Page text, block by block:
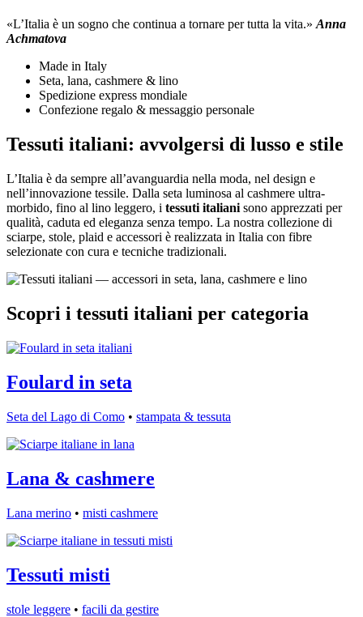
«L’Italia è un sogno che continua a tornare per tutta la vita.»Anna
Achmatova
Made in Italy
Seta, lana, cashmere & lino
Spedizione express mondiale
Confezione regalo & messaggio personale
Tessuti italiani: avvolgersi di lusso e stile
L’Italia è da sempre all’avanguardia nella moda, nel design e
nell’innovazione tessile. Dalla seta luminosa al cashmere ultra-
morbido, fino al lino leggero, i tessuti italiani sono apprezzati per
qualità, caduta ed eleganza senza tempo. La nostra collezione di
sciarpe, stole, plaid e accessori è realizzata in Italia con fibre
selezionate con cura e tecniche tradizionali.
Scopri i tessuti italiani per categoria
Foulard in seta
Seta del Lago di Como • stampata & tessuta
Lana & cashmere
Lana merino • misti cashmere
Tessuti misti
stole leggere • facili da gestire